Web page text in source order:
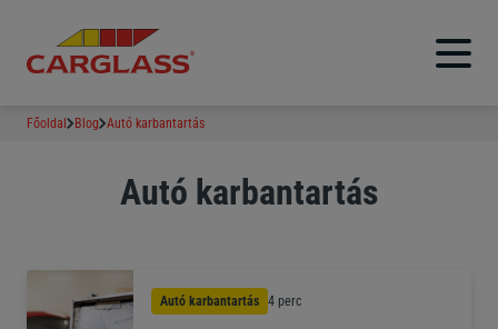
Főoldal Blog Autó karbantartás
Autó karbantartás
Autó karbantartás 4 perc